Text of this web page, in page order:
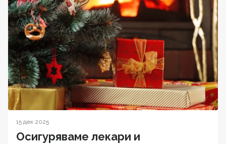
15 дек 2025
Осигуряваме лекари и